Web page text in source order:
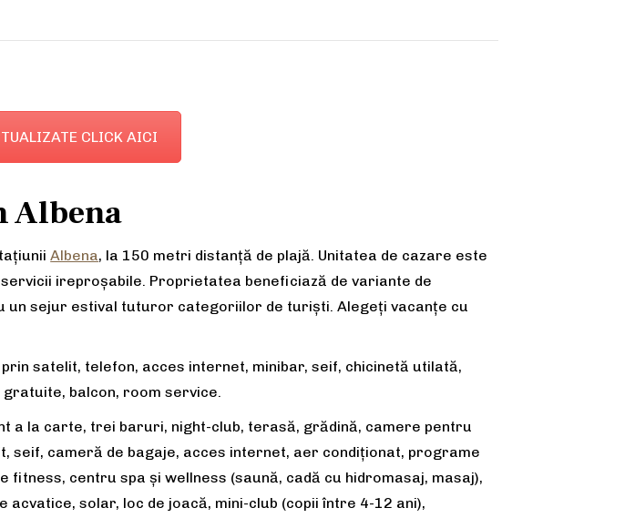
CLICK AICI
Albena
Albena, la 150 metri distanță de plajă. Unitatea de cazare este
ireproșabile. Proprietatea beneficiază de variante de
sejur estival tuturor categoriilor de turiști. Alegeți vacanțe cu
satelit, telefon, acces internet, minibar, seif, chicinetă utilată,
balcon, room service.
a la carte, trei baruri, night-club, terasă, grădină, camere pentru
cameră de bagaje, acces internet, aer condiționat, programe
centru spa și wellness (saună, cadă cu hidromasaj, masaj),
solar, loc de joacă, mini-club (copii între 4-12 ani),